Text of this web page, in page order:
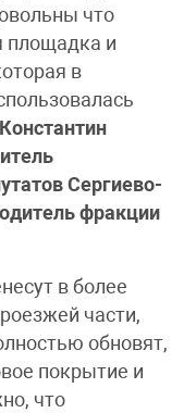
что
площадка и
в
Сергиево-
фракции
в более
части,
обновят,
покрытие и
что